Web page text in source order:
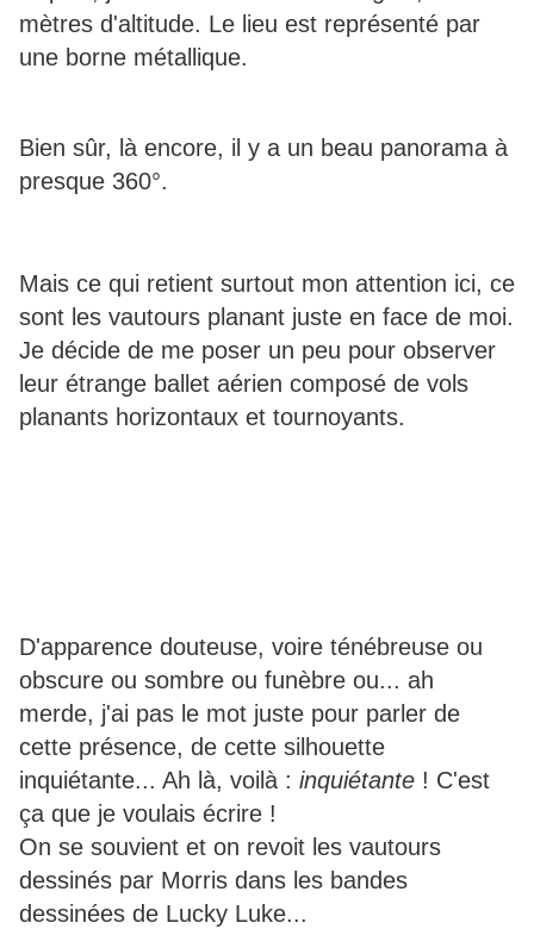
mètres d'altitude. Le lieu est représenté par
une borne métallique.
Bien sûr, là encore, il y a un beau panorama à
presque 360°.
Mais ce qui retient surtout mon attention ici, ce
sont les vautours planant juste en face de moi.
Je décide de me poser un peu pour observer
leur étrange ballet aérien composé de vols
planants horizontaux et tournoyants.
D'apparence douteuse, voire ténébreuse ou
obscure ou sombre ou funèbre ou... ah
merde, j'ai pas le mot juste pour parler de
cette présence, de cette silhouette
inquiétante... Ah là, voilà : inquiétante ! C'est
ça que je voulais écrire !
On se souvient et on revoit les vautours
dessinés par Morris dans les bandes
dessinées de Lucky Luke...